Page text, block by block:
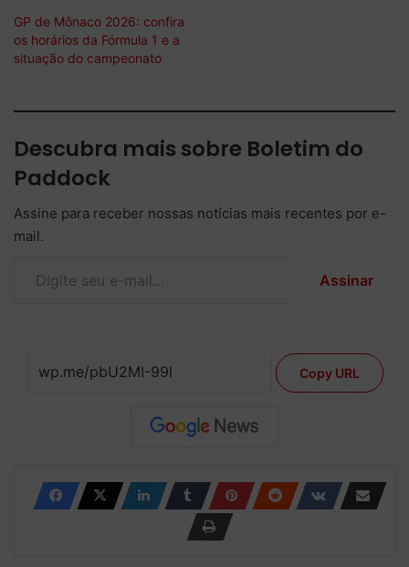
GP de Mônaco 2026: confira
os horários da Fórmula 1 e a
situação do campeonato
Descubra mais sobre Boletim do
Paddock
Assine para receber nossas notícias mais recentes por e-
mail.
Assinar
Copy URL